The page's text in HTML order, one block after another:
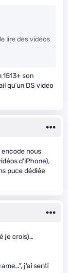
lire des vidéos
son
qu’un DS video
encode nous
d’iPhone),
puce dédiée
je crois)…
j’ai senti